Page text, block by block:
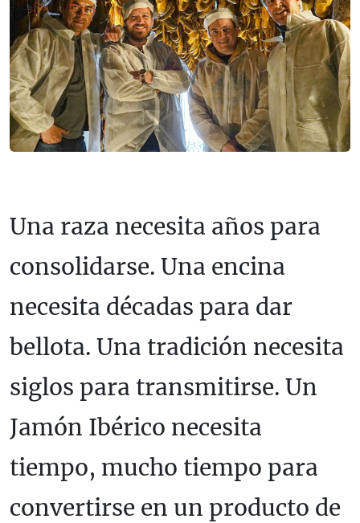
Una raza necesita años para
consolidarse. Una encina
necesita décadas para dar
bellota. Una tradición necesita
siglos para transmitirse. Un
Jamón Ibérico necesita
tiempo, mucho tiempo para
convertirse en un producto de